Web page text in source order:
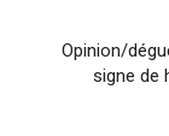
Opinion/
signe de